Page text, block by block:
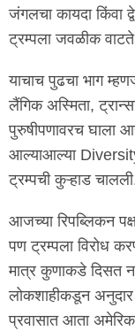
जंगलचा कायदा किंवा
ट्रम्पला जवळीक
याचाच पुढचा भाग
लैंगिक अस्मिता,
पुरुषीपणावरच घाला
आल्याआल्या
ट्रम्पची कुऱ्हाड
आजच्या रिपब्लिकन
पण ट्रम्पला विरोध
मात्र कुणाकडे दिसत
लोकशाहीकडून
प्रवासात आता